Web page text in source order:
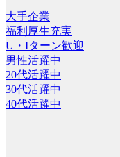
大手企業
福利厚生充実
U・Iターン歓迎
男性活躍中
20代活躍中
30代活躍中
40代活躍中